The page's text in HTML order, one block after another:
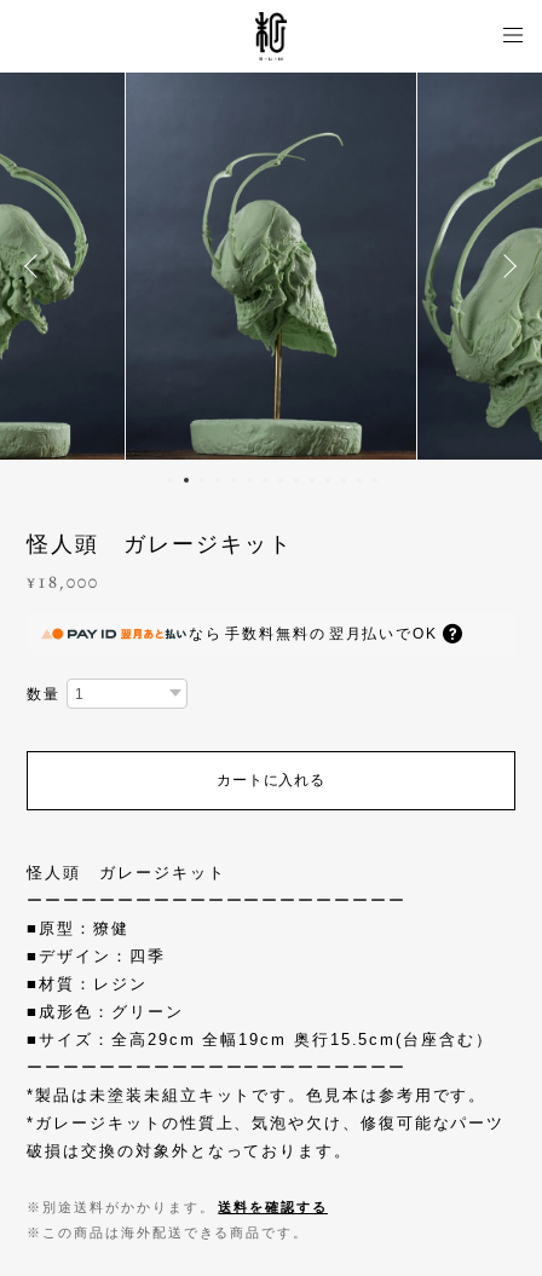
怪人頭 ガレージキット
¥18,000
なら 手数料無料の 翌月払いでOK
数量
カートに入れる
怪人頭 ガレージキット
ーーーーーーーーーーーーーーーーーーーーー
■原型：獠健
■デザイン：四季
■材質：レジン
■成形色：グリーン
■サイズ：全高29cm 全幅19cm 奥行15.5cm(台座含む）
ーーーーーーーーーーーーーーーーーーーーー
*製品は未塗装未組立キットです。色見本は参考用です。
*ガレージキットの性質上、気泡や欠け、修復可能なパーツ
破損は交換の対象外となっております。
※別途送料がかかります。
送料を確認する
※この商品は海外配送できる商品です。